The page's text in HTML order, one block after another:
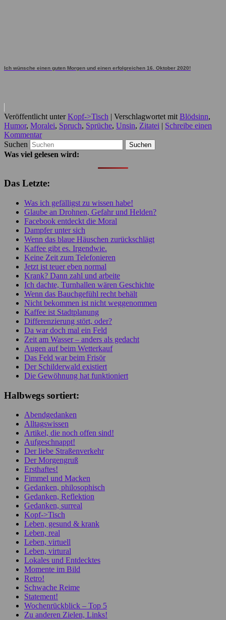
Ich wünsche einen guten Morgen und einen erfolgreichen 16. Oktober 2020!
Veröffentlicht unter Kopf->Tisch | Verschlagwortet mit Blödsinn,
Humor, Moralei, Spruch, Sprüche, Unsin, Zitatei | Schreibe einen
Kommentar
Suchen
Was viel gelesen wird:
Das Letzte:
Was ich gefälligst zu wissen habe!
Glaube an Drohnen, Gefahr und Helden?
Facebook entdeckt die Moral
Dampfer unter sich
Wenn das blaue Häuschen zurückschlägt
Kaffee gibt es. Irgendwie.
Keine Zeit zum Telefonieren
Jetzt ist teuer eben normal
Krank? Dann zahl und arbeite
Ich dachte, Turnhallen wären Geschichte
Wenn das Bauchgefühl recht behält
Nicht bekommen ist nicht weggenommen
Kaffee ist Stadtplanung
Differenzierung stört, oder?
Da war doch mal ein Feld
Zeit am Wasser – anders als gedacht
Augen auf beim Wetterkauf
Das Feld war beim Frisör
Der Schilderwald existiert
Die Gewöhnung hat funktioniert
Halbwegs sortiert:
Abendgedanken
Alltagswissen
Artikel, die noch offen sind!
Aufgeschnappt!
Der liebe Straßenverkehr
Der Morgengruß
Ersthaftes!
Fimmel und Macken
Gedanken, philosophisch
Gedanken, Reflektion
Gedanken, surreal
Kopf->Tisch
Leben, gesund & krank
Leben, real
Leben, virtuell
Leben, virtural
Lokales und Entdecktes
Momente im Bild
Retro!
Schwache Reime
Statement!
Wochenrückblick – Top 5
Zu anderen Zielen, Links!